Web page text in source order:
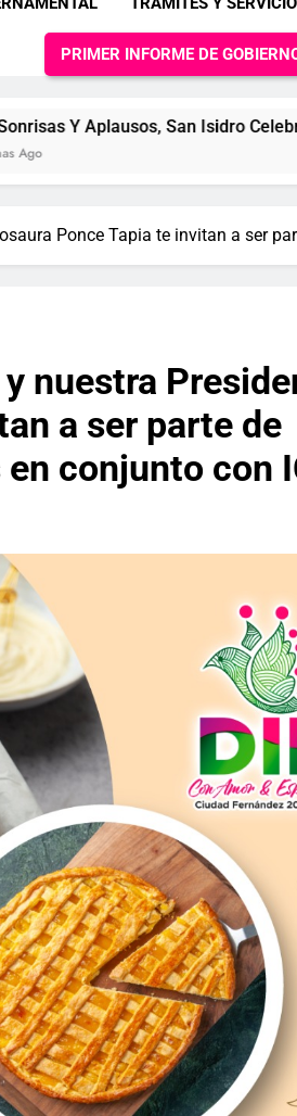
PRIMER INFORME DE
San Isidro Celebró A Su Nueva
Ponce Tapia te invitan a ser
nuestra
a ser parte de
conjunto con